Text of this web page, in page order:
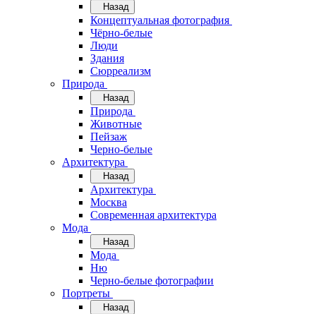
Назад
Концептуальная фотография
Чёрно-белые
Люди
Здания
Сюрреализм
Природа
Назад
Природа
Животные
Пейзаж
Черно-белые
Архитектура
Назад
Архитектура
Москва
Современная архитектура
Мода
Назад
Мода
Ню
Черно-белые фотографии
Портреты
Назад